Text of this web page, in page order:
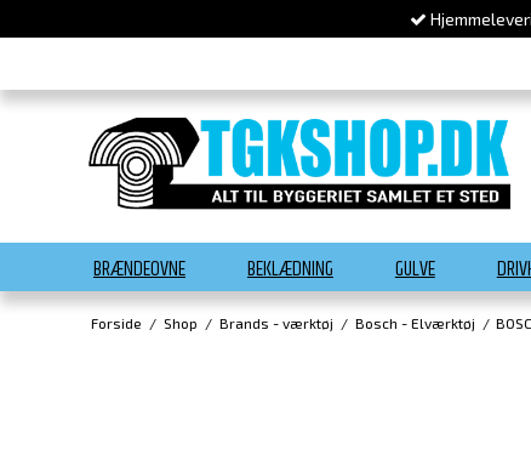
BRÆNDEOVNE BEKLÆDNING GULVE
Forside / Shop / Brands - værktøj / Bosch - Elværktøj /